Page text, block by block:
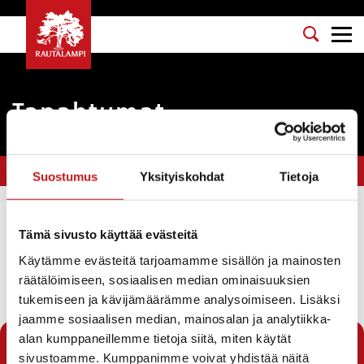
Suostumus Yksityiskohdat Tietoja
Tämä sivusto käyttää evästeitä
Käytämme evästeitä tarjoamamme sisällön ja mainosten
räätälöimiseen, sosiaalisen median ominaisuuksien
tukemiseen ja kävijämäärämme analysoimiseen. Lisäksi
jaamme sosiaalisen median, mainosalan ja analytiikka-
alan kumppaneillemme tietoja siitä, miten käytät
sivustoamme. Kumppanimme voivat yhdistää näitä
Tapahtumat
Olet tässä:Etusivu kulttuuri
Suodata
1 2